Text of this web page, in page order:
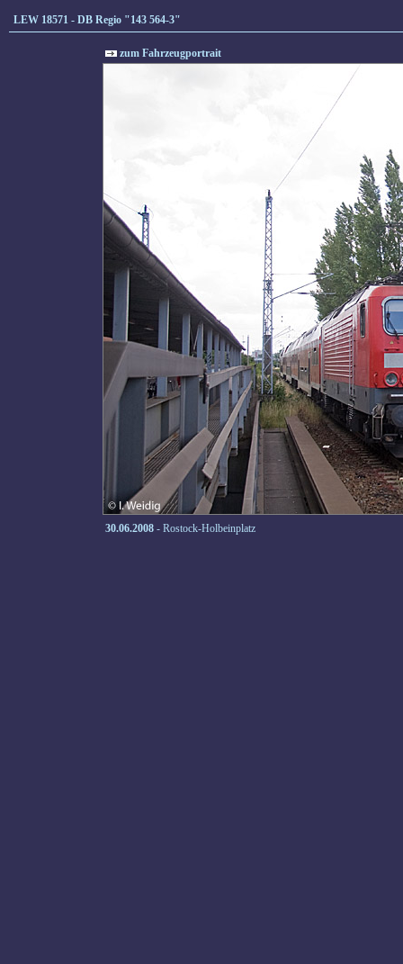
LEW 18571 - DB Regio "143 564-3"
zum Fahrzeugportrait
30.06.2008 - Rostock-Holbeinplatz